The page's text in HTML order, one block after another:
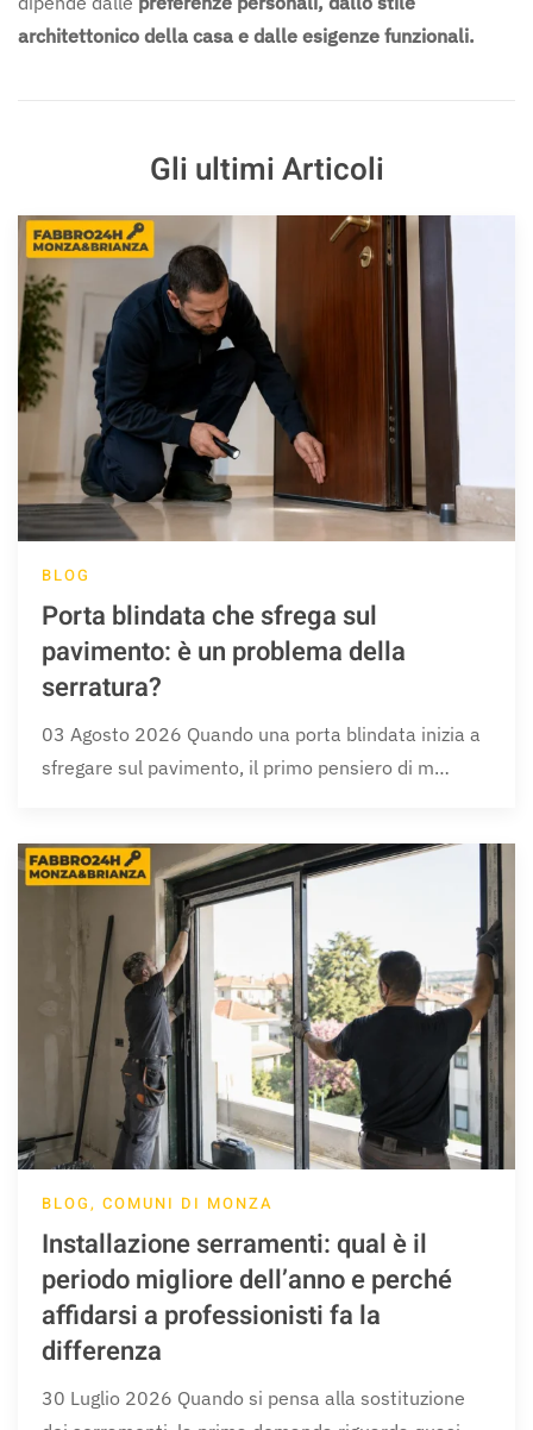
architettonico della casa e dalle esigenze funzionali.
Gli ultimi Articoli
BLOG
Porta blindata che sfrega sul
pavimento: è un problema della
serratura?
03 Agosto 2026 Quando una porta blindata inizia a
sfregare sul pavimento, il primo pensiero di m…
BLOG, COMUNI DI MONZA
Installazione serramenti: qual è il
periodo migliore dell’anno e perché
affidarsi a professionisti fa la
differenza
30 Luglio 2026 Quando si pensa alla sostituzione